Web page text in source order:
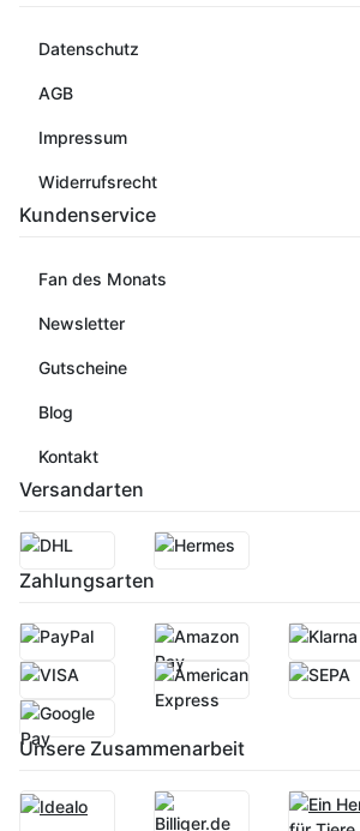
Datenschutz
AGB
Impressum
Widerrufsrecht
Kundenservice
Fan des Monats
Newsletter
Gutscheine
Blog
Kontakt
Versandarten
Zahlungsarten
Unsere Zusammenarbeit